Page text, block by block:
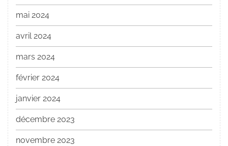
mai 2024
avril 2024
mars 2024
février 2024
janvier 2024
décembre 2023
novembre 2023